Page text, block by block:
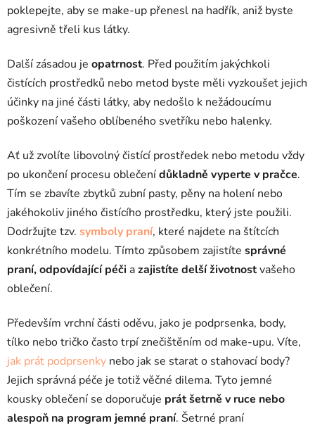
poklepejte, aby se make-up přenesl na hadřík, aniž byste
agresivně třeli kus látky.
Další zásadou je opatrnost. Před použitím jakýchkoli
čistících prostředků nebo metod byste měli vyzkoušet jejich
účinky na jiné části látky, aby nedošlo k nežádoucímu
poškození vašeho oblíbeného svetříku nebo halenky.
Ať už zvolíte libovolný čistící prostředek nebo metodu vždy
po ukončení procesu oblečenídůkladně vyperte v pračce.
Tím se zbavíte zbytků zubní pasty, pěny na holení nebo
jakéhokoliv jiného čistícího prostředku, který jste použili.
Dodržujte tzv. symboly praní, které najdete na štítcích
konkrétního modelu. Tímto způsobem zajistíte správné
praní, odpovídající péči azajistíte delší životnostvašeho
oblečení.
Především vrchní části oděvu, jako je podprsenka, body,
tílko nebo tričko často trpí znečištěním od make-upu. Víte,
jak prát podprsenky nebo jak se starat o stahovací body?
Jejich správná péče je totiž věčné dilema. Tyto jemné
kousky oblečení se doporučuje prát šetrně v ruce nebo
alespoň na program jemné praní. Šetrné praní